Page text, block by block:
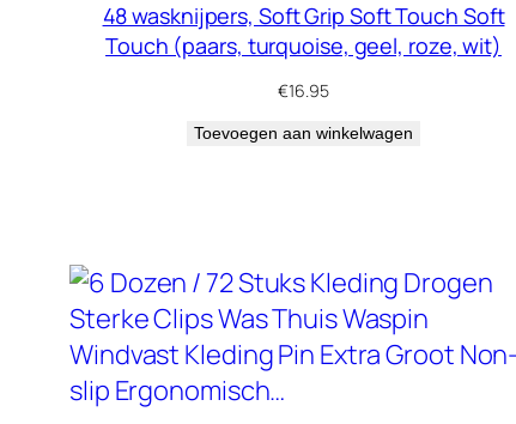
48 wasknijpers, Soft Grip Soft Touch Soft
Touch (paars, turquoise, geel, roze, wit)
€16.95
Toevoegen aan winkelwagen